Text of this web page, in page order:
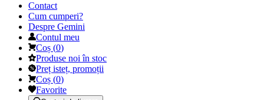
Contact
Cum cumperi?
Despre Gemini
Contul meu
Coș (0)
Produse noi în stoc
Preț isteț, promoții
Coș (0)
Favorite